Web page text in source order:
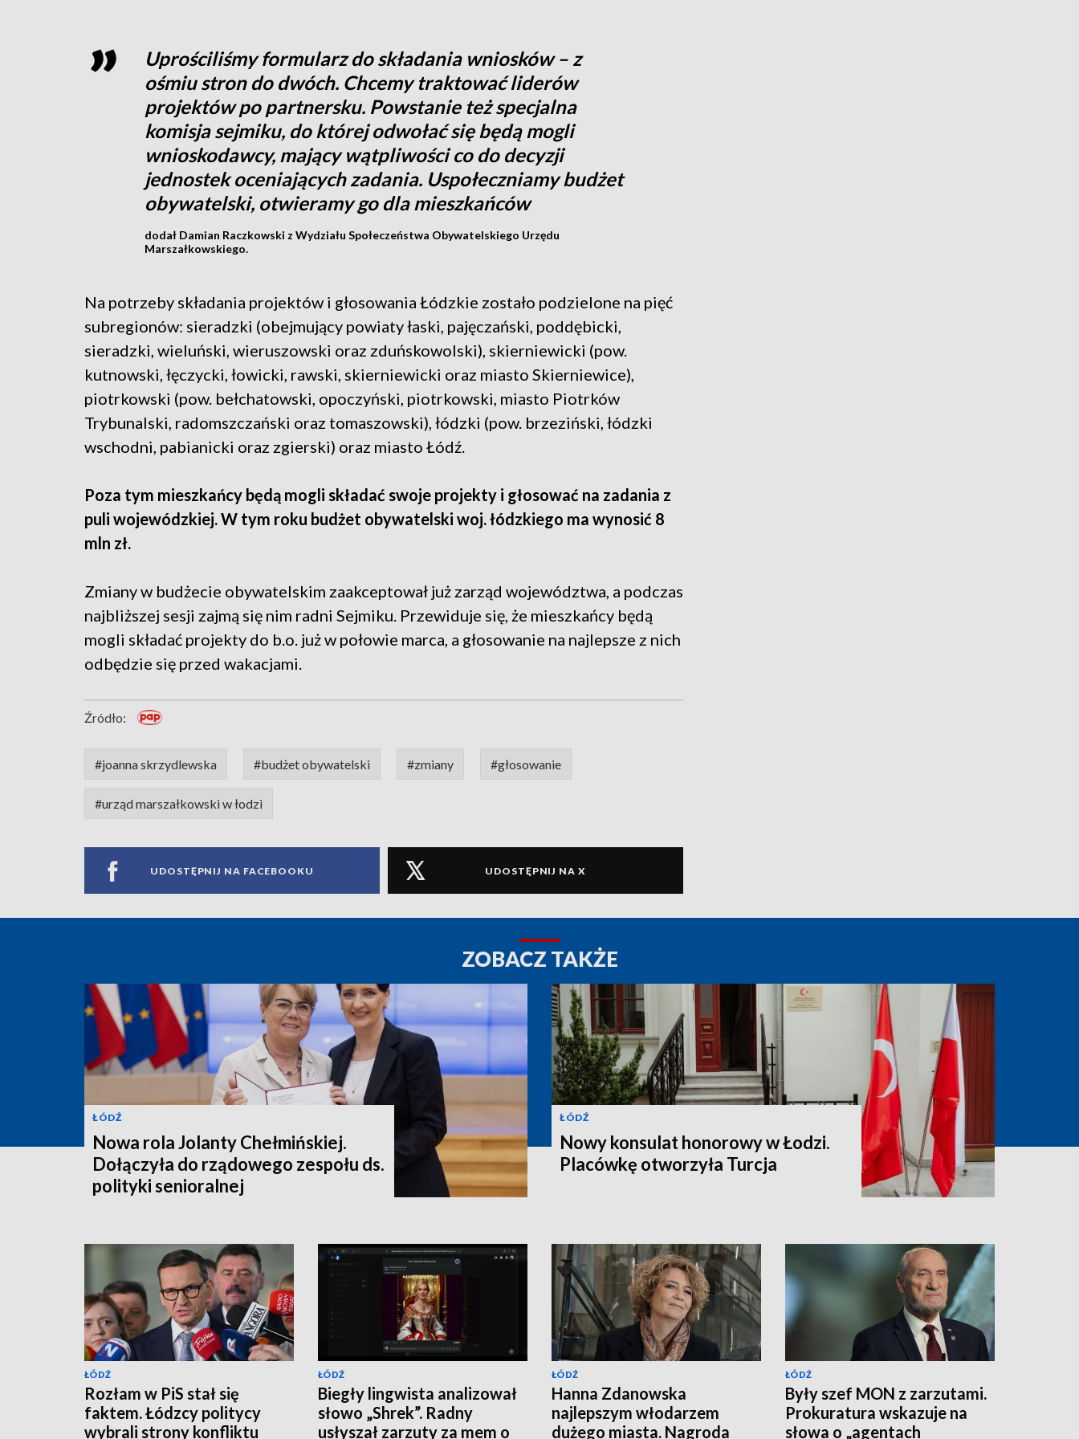
Uprościliśmy formularz do składania wniosków – z
ośmiu stron do dwóch. Chcemy traktować liderów
projektów po partnersku. Powstanie też specjalna
komisja sejmiku, do której odwołać się będą mogli
wnioskodawcy, mający wątpliwości co do decyzji
jednostek oceniających zadania. Uspołeczniamy budżet
obywatelski, otwieramy go dla mieszkańców
dodał Damian Raczkowski z Wydziału Społeczeństwa Obywatelskiego Urzędu
Marszałkowskiego.
Na potrzeby składania projektów i głosowania Łódzkie zostało podzielone na pięć
subregionów: sieradzki (obejmujący powiaty łaski, pajęczański, poddębicki,
sieradzki, wieluński, wieruszowski oraz zduńskowolski), skierniewicki (pow.
kutnowski, łęczycki, łowicki, rawski, skierniewicki oraz miasto Skierniewice),
piotrkowski (pow. bełchatowski, opoczyński, piotrkowski, miasto Piotrków
Trybunalski, radomszczański oraz tomaszowski), łódzki (pow. brzeziński, łódzki
wschodni, pabianicki oraz zgierski) oraz miasto Łódź.
Poza tym mieszkańcy będą mogli składać swoje projekty i głosować na zadania z
puli wojewódzkiej. W tym roku budżet obywatelski woj. łódzkiego ma wynosić 8
mln zł.
Zmiany w budżecie obywatelskim zaakceptował już zarząd województwa, a podczas
najbliższej sesji zajmą się nim radni Sejmiku. Przewiduje się, że mieszkańcy będą
mogli składać projekty do b.o. już w połowie marca, a głosowanie na najlepsze z nich
odbędzie się przed wakacjami.
Źródło:
#joanna skrzydlewska #budżet obywatelski #zmiany #głosowanie
#urząd marszałkowski w łodzi
UDOSTĘPNIJ NA FACEBOOKU UDOSTĘPNIJ NA X
ZOBACZ TAKŻE
ŁÓDŹ
Nowa rola Jolanty Chełmińskiej.
Dołączyła do rządowego zespołu ds.
polityki senioralnej
ŁÓDŹ
Nowy konsulat honorowy w Łodzi.
Placówkę otworzyła Turcja
ŁÓDŹ
Rozłam w PiS stał się
faktem. Łódzcy politycy
wybrali strony konfliktu
ŁÓDŹ
Biegły lingwista analizował
słowo „Shrek”. Radny
usłyszał zarzuty za mem o
ŁÓDŹ
Hanna Zdanowska
najlepszym włodarzem
dużego miasta. Nagroda
ŁÓDŹ
Były szef MON z zarzutami.
Prokuratura wskazuje na
słowa o „agentach